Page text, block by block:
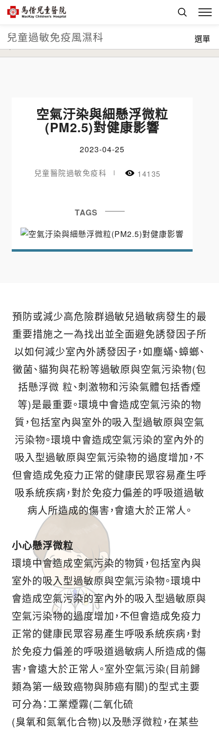
首頁 科部介紹 兒童內科系
兒童過敏免疫風濕科 選單
空氣汙染與細懸浮微粒
(PM2.5)對健康影響
2023-04-25
兒童醫院過敏免疫科 14135
TAGS
預防或減少高危險群過敏兒過敏病發生的最
重要措施之一為找出並全面避免誘發因子所
以如何減少室內外誘發因子，如塵蟎、蟑螂、
黴菌、貓狗與花粉等過敏原與空氣污染物(包
括懸浮微 粒、刺激物和污染氣體包括香煙
等)是最重要。環境中會造成空氣污染的物
質，包括室內與室外的吸入型過敏原與空氣
污染物。環境中會造成空氣污染的室內外的
吸入型過敏原與空氣污染物的過度增加，不
但會造成免疫力正常的健康民眾容易產生呼
吸系統疾病，對於免疫力偏差的呼吸道過敏
病人所造成的傷害，會遠大於正常人。
小心懸浮微粒
環境中會造成空氣污染的物質，包括室內與
室外的吸入型過敏原與空氣污染物。環境中
會造成空氣污染的室內外的吸入型過敏原與
空氣污染物的過度增加，不但會造成免疫力
正常的健康民眾容易產生呼吸系統疾病，對
於免疫力偏差的呼吸道過敏病人所造成的傷
害，會遠大於正常人。室外空氣污染(目前歸
類為第一級致癌物與肺癌有關)的型式主要
可分為：工業煙霧(二氧化硫
(臭氧和氮氧化合物)以及懸浮微粒，在某些